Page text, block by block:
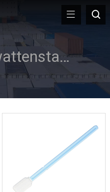
Polyester wattenstaafje met breekpunt